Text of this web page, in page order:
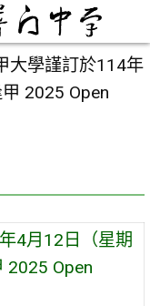
大學謹訂於114年
2025 Open
4月12日（星期
2025 Open